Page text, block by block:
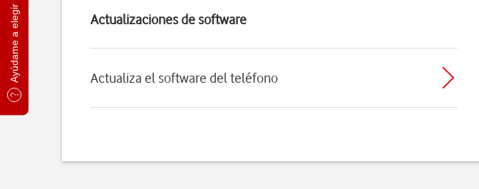
Ayúdame a elegir Actualizaciones de software
Actualiza el software del teléfono